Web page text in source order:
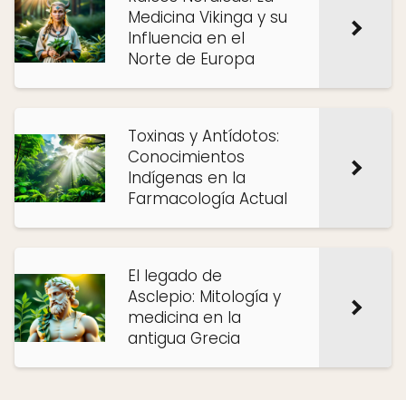
Medicina Vikinga y su
Influencia en el
Norte de Europa
Toxinas y Antídotos:
Conocimientos
Indígenas en la
Farmacología Actual
El legado de
Asclepio: Mitología y
medicina en la
antigua Grecia